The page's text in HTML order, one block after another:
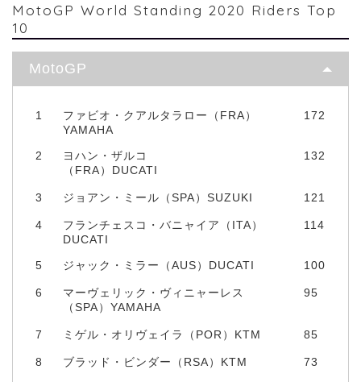
MotoGP World Standing 2020 Riders Top
10
MotoGP
1
ファビオ・クアルタラロー（FRA）
YAMAHA
172
2
ヨハン・ザルコ
（FRA）DUCATI
132
3 ジョアン・ミール（SPA）SUZUKI 121
4
フランチェスコ・バニャイア（ITA）
DUCATI
114
5 ジャック・ミラー（AUS）DUCATI 100
6
マーヴェリック・ヴィニャーレス
（SPA）YAMAHA
95
7 ミゲル・オリヴェイラ（POR）KTM 85
8 ブラッド・ビンダー（RSA）KTM 73